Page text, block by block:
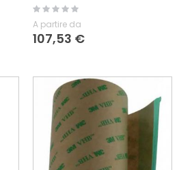
Rating:
0%
A partire da
107,53 €